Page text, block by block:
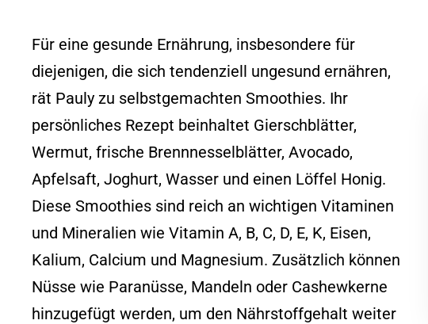
Für eine gesunde Ernährung, insbesondere für
diejenigen, die sich tendenziell ungesund ernähren,
rät Pauly zu selbstgemachten Smoothies. Ihr
persönliches Rezept beinhaltet Gierschblätter,
Wermut, frische Brennnesselblätter, Avocado,
Apfelsaft, Joghurt, Wasser und einen Löffel Honig.
Diese Smoothies sind reich an wichtigen Vitaminen
und Mineralien wie Vitamin A, B, C, D, E, K, Eisen,
Kalium, Calcium und Magnesium. Zusätzlich können
Nüsse wie Paranüsse, Mandeln oder Cashewkerne
hinzugefügt werden, um den Nährstoffgehalt weiter